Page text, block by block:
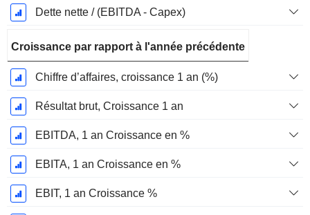
Dette nette / (EBITDA - Capex)
Croissance par rapport à l'année précédente
Chiffre d’affaires, croissance 1 an (%)
Résultat brut, Croissance 1 an
EBITDA, 1 an Croissance en %
EBITA, 1 an Croissance en %
EBIT, 1 an Croissance %